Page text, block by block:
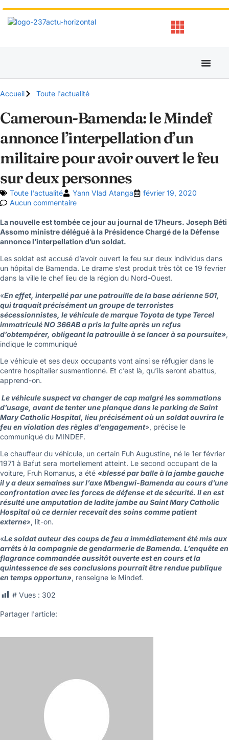
Accueil Toute l'actualité
Cameroun-Bamenda: le Mindef
annonce l’interpellation d’un
militaire pour avoir ouvert le feu
sur deux personnes
Toute l'actualité Yann Vlad Atanga
février 19, 2020
Aucun commentaire
La nouvelle est tombée ce jour au journal de 17heurs. Joseph Béti
Assomo ministre délégué à la Présidence Chargé de la Défense
annonce l’interpellation d’un soldat.
Les soldat est accusé d’avoir ouvert le feu sur deux individus dans
un hôpital de Bamenda. Le drame s’est produit très tôt ce 19 fevrier
dans la ville le chef lieu de la région du Nord-Ouest.
«En effet, interpellé par une patrouille de la base aérienne 501,
qui traquait précisément un groupe de terroristes
sécessionnistes, le véhicule de marque Toyota de type Tercel
immatriculé NO 366AB a pris la fuite après un refus
d’obtempérer, obligeant la patrouille à se lancer à sa poursuite»,
indique le communiqué
Le véhicule et ses deux occupants vont ainsi se réfugier dans le
centre hospitalier susmentionné. Et c’est là, qu’ils seront abattus,
apprend-on.
Le véhicule suspect va changer de cap malgré les sommations
d’usage, avant de tenter une planque dans le parking de Saint
Mary Catholic Hospital, lieu précisément où un soldat ouvrira le
feu en violation des règles d’engagement», précise le
communiqué du MINDEF.
Le chauffeur du véhicule, un certain Fuh Augustine, né le 1er février
1971 à Bafut sera mortellement atteint. Le second occupant de la
voiture, Fruh Romanus, a été «blessé par balle à la jambe gauche
il y a deux semaines sur l’axe Mbengwi-Bamenda au cours d’une
confrontation avec les forces de défense et de sécurité. Il en est
résulté une amputation de ladite jambe au Saint Mary Catholic
Hospital où ce dernier recevait des soins comme patient
externe», lit-on.
«Le soldat auteur des coups de feu a immédiatement été mis aux
arrêts à la compagnie de gendarmerie de Bamenda. L’enquête en
flagrance commandée aussitôt ouverte est en cours et la
quintessence de ses conclusions pourrait être rendue publique
en temps opportun», renseigne le Mindef.
# Vues : 302
Partager l'article: